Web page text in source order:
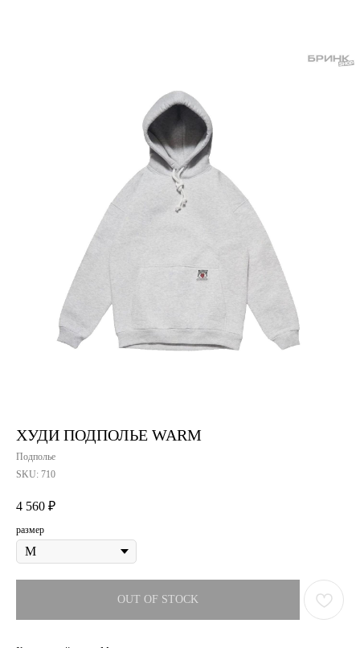
ХУДИ ПОДПОЛЬЕ WARM
Подполье
SKU: 710
4 560 ₽
размер
OUT OF STOCK